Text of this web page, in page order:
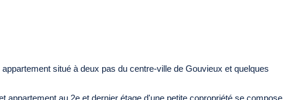
situé à deux pas du centre-ville de Gouvieux et quelques
appartement au 2e et dernier étage d'une petite copropriété se compose